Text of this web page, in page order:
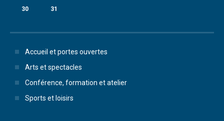
30 31
Accueil et portes ouvertes
Arts et spectacles
Conférence, formation et atelier
Sports et loisirs